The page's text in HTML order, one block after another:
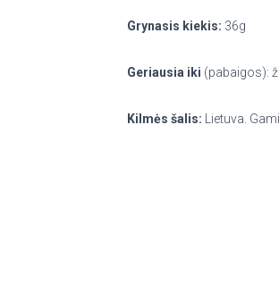
Grynasis kiekis: 36g
Geriausia iki (pabaigos):
Kilmės šalis: Lietuva.